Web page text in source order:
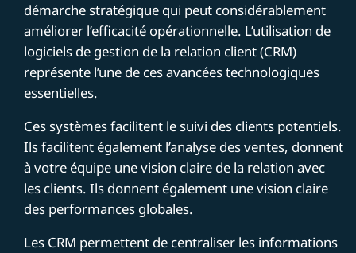
démarche stratégique qui peut considérablement
améliorer l’efficacité opérationnelle. L’utilisation de
logiciels de gestion de la relation client (CRM)
représente l’une de ces avancées technologiques
essentielles.
Ces systèmes facilitent le suivi des clients potentiels.
Ils facilitent également l’analyse des ventes, donnent
à votre équipe une vision claire de la relation avec
les clients. Ils donnent également une vision claire
des performances globales.
Les CRM permettent de centraliser les informations